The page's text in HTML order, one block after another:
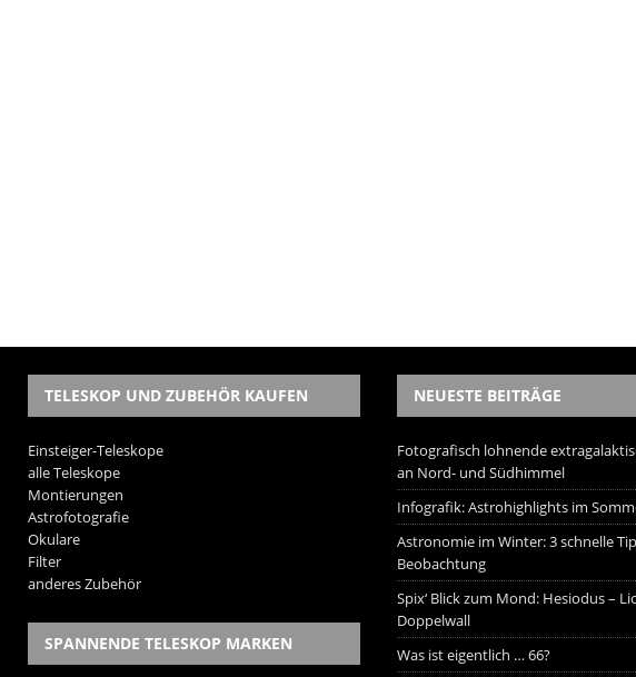
TELESKOP UND ZUBEHÖR KAUFEN
Einsteiger-Teleskope
alle Teleskope
Montierungen
Astrofotografie
Okulare
Filter
anderes Zubehör
SPANNENDE TELESKOP MARKEN
NEUESTE BEITRÄGE
Fotografisch lohnende
an Nord- und Südhimmel
Infografik: Astrohighlights im
Astronomie im Winter: 3 schnelle
Beobachtung
Spix‘ Blick zum Mond: Hesiodus –
Doppelwall
Was ist eigentlich … 66?